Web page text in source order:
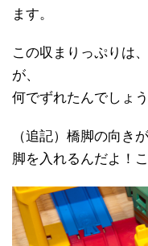
ます。
この収まりっぷりは
が、
何でずれたんでしょう
（追記）橋脚の向き
脚を入れるんだよ！こ